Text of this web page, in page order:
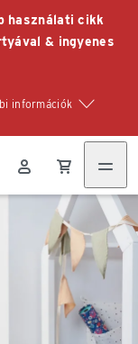
használati cikk
& ingyenes
információk